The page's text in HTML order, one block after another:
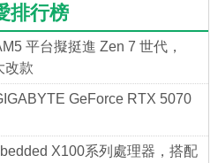
排行榜
平台擬挺進 Zen 7 世代，
改款
GeForce RTX 5070
X100系列處理器，搭配